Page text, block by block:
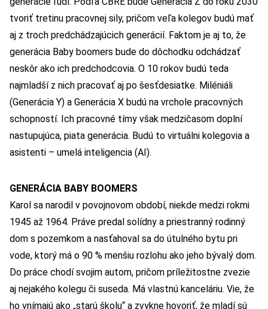
tvoriť tretinu pracovnej sily, pričom veľa kolegov budú mať
aj z troch predchádzajúcich generácií. Faktom je aj to, že
generácia Baby boomers bude do dôchodku odchádzať
neskôr ako ich predchodcovia. O 10 rokov budú teda
najmladší z nich pracovať aj po šesťdesiatke. Miléniáli
(Generácia Y) a Generácia X budú na vrchole pracovných
schopností. Ich pracovné tímy však medzičasom doplní
nastupujúca, piata generácia. Budú to virtuálni kolegovia a
asistenti – umelá inteligencia (AI).
GENERÁCIA BABY BOOMERS
Karol sa narodil v povojnovom období, niekde medzi rokmi
1945 až 1964. Práve predal solídny a priestranný rodinný
dom s pozemkom a nasťahoval sa do útulného bytu pri
vode, ktorý má o 90 % menšiu rozlohu ako jeho bývalý dom.
Do práce chodí svojim autom, pričom príležitostne zvezie
aj nejakého kolegu či suseda. Má vlastnú kanceláriu. Vie, že
ho vnímajú ako „starú školu“ a zvykne hovoriť, že mladí sú